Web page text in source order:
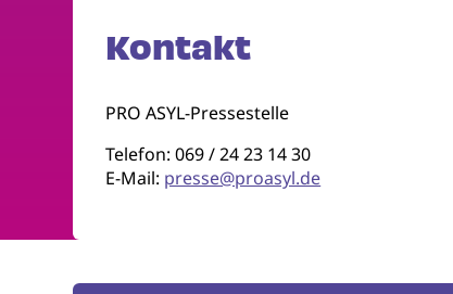
Kontakt
PRO ASYL-Pressestelle
Telefon: 069 / 24 23 14 30
E-Mail: presse@proasyl.de